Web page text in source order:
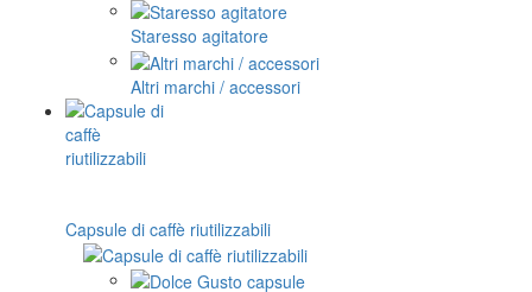
Staresso agitatore
Altri marchi / accessori
Capsule di caffè riutilizzabili